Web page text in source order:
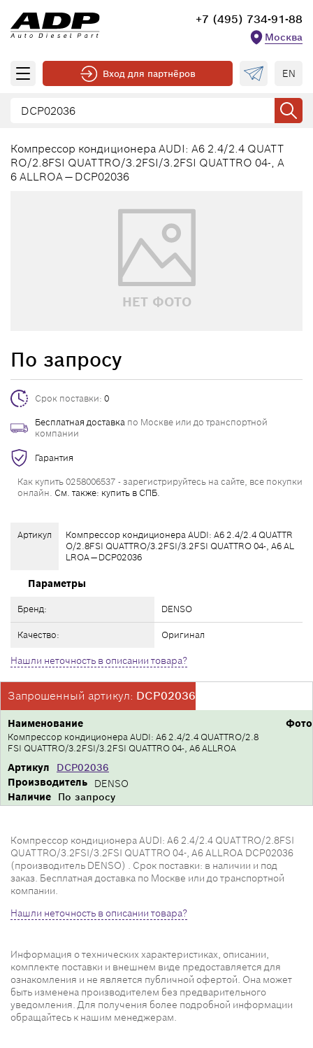
+7 (495) 734-91-88
Москва
Вход для партнёров EN
Компрессор кондиционера AUDI: A6 2.4/2.4 QUATT
RO/2.8FSI QUATTRO/3.2FSI/3.2FSI QUATTRO 04-, A
6 ALLROA — DCP02036
НЕТ ФОТО
Артикул
Компрессор кондиционера AUDI: A6 2.4/2.4 QUATTR
O/2.8FSI QUATTRO/3.2FSI/3.2FSI QUATTRO 04-, A6 AL
LROA — DCP02036
Параметры
Бренд: DENSO
Качество: Оригинал
Нашли неточность в описании товара?
По запросу
Срок поставки: 0
Бесплатная доставка по Москве или до транспортной
компании
Гарантия
Как купить 0258006537 - зарегистрируйтесь на сайте, все покупки
онлайн. См. также: купить в СПБ.
Запрошенный артикул: DCP02036
Фото
Производитель DENSO
Артикул DCP02036
Наименование
Компрессор кондиционера AUDI: A6 2.4/2.4 QUATTRO/2.8
FSI QUATTRO/3.2FSI/3.2FSI QUATTRO 04-, A6 ALLROA
Наличие По запросу
Компрессор кондиционера AUDI: A6 2.4/2.4 QUATTRO/2.8FSI
QUATTRO/3.2FSI/3.2FSI QUATTRO 04-, A6 ALLROA DCP02036
(производитель DENSO) . Срок поставки: в наличии и под
заказ. Бесплатная доставка по Москве или до транспортной
компании.
Нашли неточность в описании товара?
Информация о технических характеристиках, описании,
комплекте поставки и внешнем виде предоставляется для
ознакомления и не является публичной офертой. Она может
быть изменена производителем без предварительного
уведомления. Для получения более подробной информации
обращайтесь к нашим менеджерам.